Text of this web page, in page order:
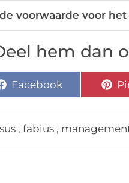
voorwaarde voor
hem dan
Facebook
, fabius ,